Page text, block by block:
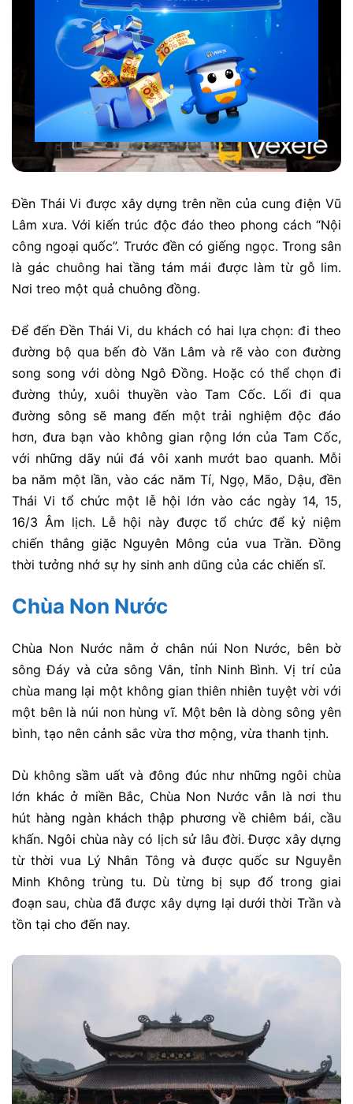
Đền Thái Vi được xây dựng trên nền của cung điện Vũ
Lâm xưa. Với kiến trúc độc đáo theo phong cách “Nội
công ngoại quốc”. Trước đền có giếng ngọc. Trong sân
là gác chuông hai tầng tám mái được làm từ gỗ lim.
Nơi treo một quả chuông đồng.
Để đến Đền Thái Vi, du khách có hai lựa chọn: đi theo
đường bộ qua bến đò Văn Lâm và rẽ vào con đường
song song với dòng Ngô Đồng. Hoặc có thể chọn đi
đường thủy, xuôi thuyền vào Tam Cốc. Lối đi qua
đường sông sẽ mang đến một trải nghiệm độc đáo
hơn, đưa bạn vào không gian rộng lớn của Tam Cốc,
với những dãy núi đá vôi xanh mướt bao quanh. Mỗi
ba năm một lần, vào các năm Tí, Ngọ, Mão, Dậu, đền
Thái Vi tổ chức một lễ hội lớn vào các ngày 14, 15,
16/3 Âm lịch. Lễ hội này được tổ chức để kỷ niệm
chiến thắng giặc Nguyên Mông của vua Trần. Đồng
thời tưởng nhớ sự hy sinh anh dũng của các chiến sĩ.
Chùa Non Nước
Chùa Non Nước nằm ở chân núi Non Nước, bên bờ
sông Đáy và cửa sông Vân, tỉnh Ninh Bình. Vị trí của
chùa mang lại một không gian thiên nhiên tuyệt vời với
một bên là núi non hùng vĩ. Một bên là dòng sông yên
bình, tạo nên cảnh sắc vừa thơ mộng, vừa thanh tịnh.
Dù không sầm uất và đông đúc như những ngôi chùa
lớn khác ở miền Bắc, Chùa Non Nước vẫn là nơi thu
hút hàng ngàn khách thập phương về chiêm bái, cầu
khấn. Ngôi chùa này có lịch sử lâu đời. Được xây dựng
từ thời vua Lý Nhân Tông và được quốc sư Nguyễn
Minh Không trùng tu. Dù từng bị sụp đổ trong giai
đoạn sau, chùa đã được xây dựng lại dưới thời Trần và
tồn tại cho đến nay.